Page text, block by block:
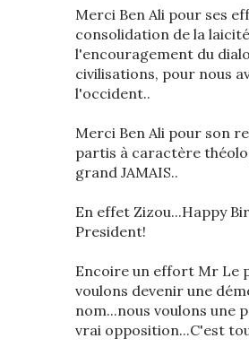
Merci Ben Ali pour ses
consolidation de la
l'encouragement du
civilisations, pour nous
l'occident..
Merci Ben Ali pour son
partis à caractère
grand JAMAIS..
En effet Zizou...Happy
President!
Encoire un effort Mr Le
voulons devenir une
nom...nous voulons une
vrai opposition...C'est